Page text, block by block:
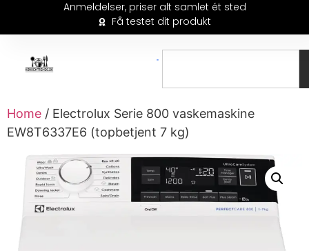
Anmeldelser, priser alt samlet ét sted
Få testet dit produkt
Home / Electrolux Serie 800 vaskemaskine
EW8T6337E6 (topbetjent 7 kg)